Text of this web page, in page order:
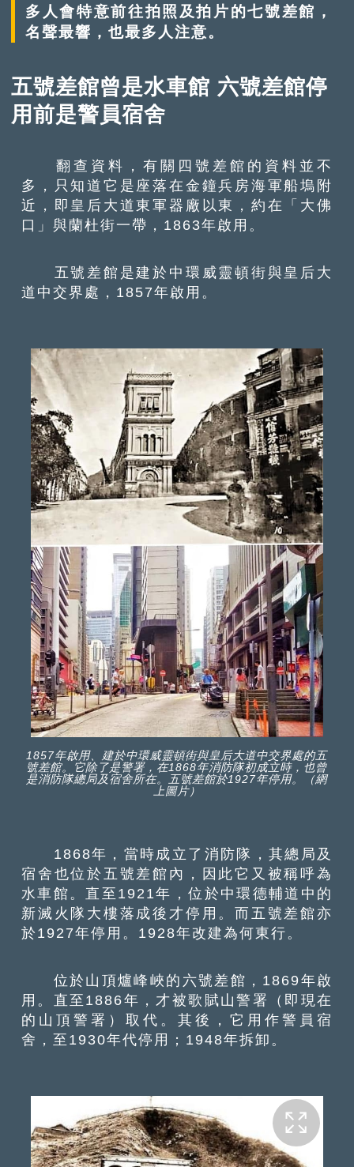
多人會特意前往拍照及拍片的七號差館，
名聲最響，也最多人注意。
五號差館曾是水車館 六號差館停
用前是警員宿舍
翻查資料，有關四號差館的資料並不
多，只知道它是座落在金鐘兵房海軍船塢附
近，即皇后大道東軍器廠以東，約在「大佛
口」與蘭杜街一帶，1863年啟用。
五號差館是建於中環威靈頓街與皇后大
道中交界處，1857年啟用。
1857年啟用、建於中環威靈頓街與皇后大道中交界處的五
號差館。它除了是警署，在1868年消防隊初成立時，也曾
是消防隊總局及宿舍所在。五號差館於1927年停用。（網
上圖片）
1868年，當時成立了消防隊，其總局及
宿舍也位於五號差館內，因此它又被稱呼為
水車館。直至1921年，位於中環德輔道中的
新滅火隊大樓落成後才停用。而五號差館亦
於1927年停用。1928年改建為何東行。
位於山頂爐峰峽的六號差館，1869年啟
用。直至1886年，才被歌賦山警署（即現在
的山頂警署）取代。其後，它用作警員宿
舍，至1930年代停用；1948年拆卸。